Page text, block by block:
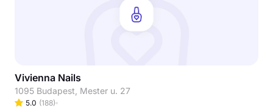
Vivienna Nails
1095 Budapest, Mester u. 27
5.0 (188)